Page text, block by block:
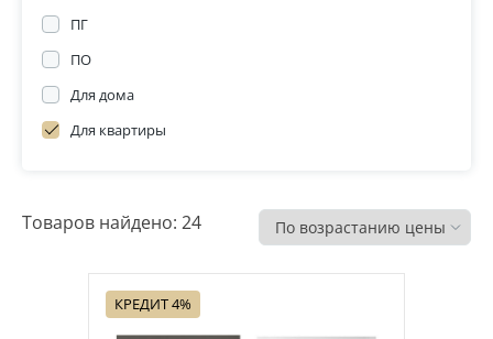
ПГ
ПО
Для дома
Для квартиры
Товаров найдено: 24
КРЕДИТ 4%
Распродажа